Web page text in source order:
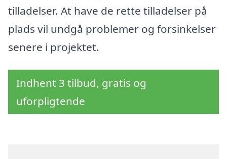
tilladelser. At have de rette tilladelser på
plads vil undgå problemer og forsinkelser
senere i projektet.
Indhent 3 tilbud, gratis og
uforpligtende